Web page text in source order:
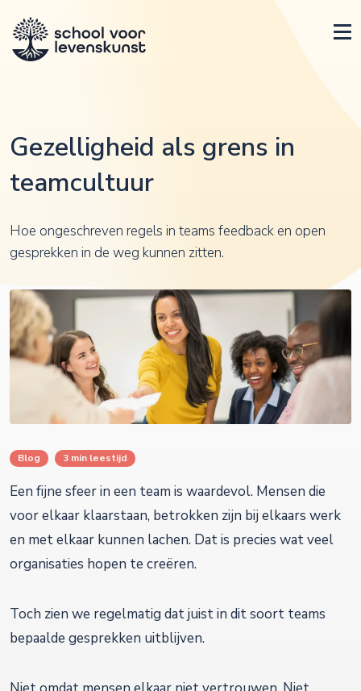
Gezelligheid als grens in
teamcultuur
Hoe ongeschreven regels in teams feedback en open
gesprekken in de weg kunnen zitten.
Blog 3 min leestijd
Een fijne sfeer in een team is waardevol. Mensen die
voor elkaar klaarstaan, betrokken zijn bij elkaars werk
en met elkaar kunnen lachen. Dat is precies wat veel
organisaties hopen te creëren.
Toch zien we regelmatig dat juist in dit soort teams
bepaalde gesprekken uitblijven.